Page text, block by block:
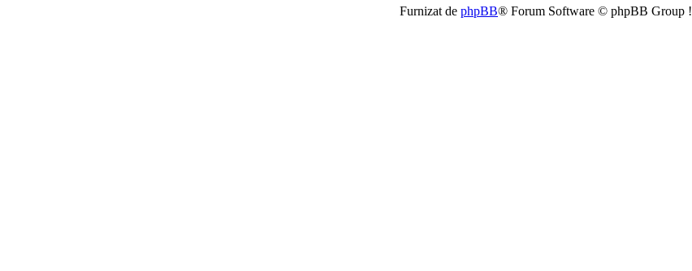
Furnizat de phpBB® Forum Software © phpBB Group !